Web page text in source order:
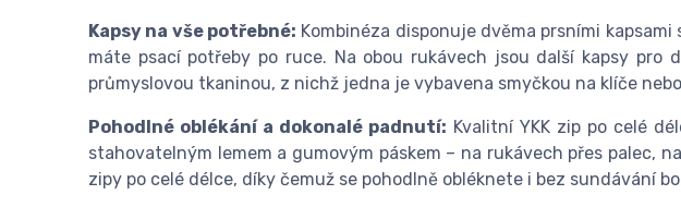
Kapsy na vše potřebné: Kombinéza disponuje dvěma prsními
máte psací potřeby po ruce. Na obou rukávech jsou další kapsy pro
průmyslovou tkaninou, z nichž jedna je vybavena smyčkou na klíče
Pohodlné oblékání a dokonalé padnutí: Kvalitní YKK zip po celé
stahovatelným lemem a gumovým páskem – na rukávech přes palec,
zipy po celé délce, díky čemuž se pohodlně obléknete i bez sundávání